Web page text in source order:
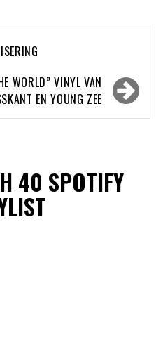
WORLD” VINYL VAN
EN YOUNG ZEE
40 SPOTIFY